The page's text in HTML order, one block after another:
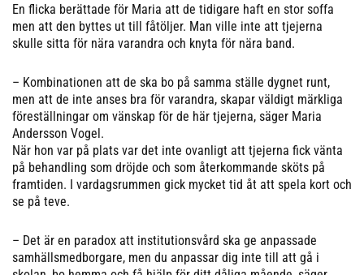
En flicka berättade för Maria att de tidigare haft en stor soffa
men att den byttes ut till fåtöljer. Man ville inte att tjejerna
skulle sitta för nära varandra och knyta för nära band.
– Kombinationen att de ska bo på samma ställe dygnet runt,
men att de inte anses bra för varandra, skapar väldigt märkliga
föreställningar om vänskap för de här tjejerna, säger Maria
Andersson Vogel.
När hon var på plats var det inte ovanligt att tjejerna fick vänta
på behandling som dröjde och som återkommande sköts på
framtiden. I vardagsrummen gick mycket tid åt att spela kort och
se på teve.
– Det är en paradox att institutionsvård ska ge anpassade
samhällsmedborgare, men du anpassar dig inte till att gå i